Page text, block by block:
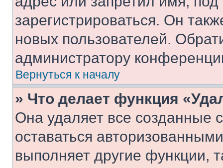
зарегистрироваться. Он
новых пользователей.
администратору
Вернуться к началу
» Что делает функция
Она удаляет все созданные
оставаться
выполняет другие функции,